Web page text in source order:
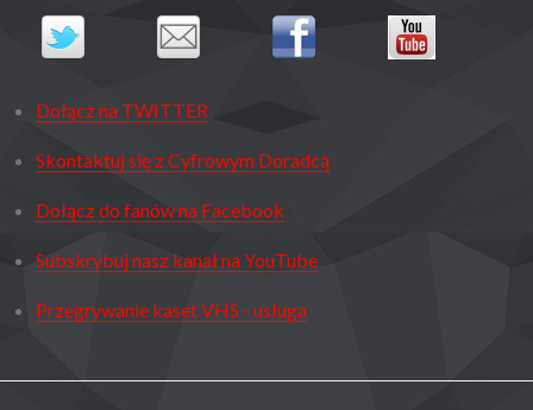
Dołącz na TWITTER
Skontaktuj się z Cyfrowym Doradcą
Dołącz do fanów na Facebook
Subskrybuj nasz kanał na YouTube
Przegrywanie kaset VHS - usługa